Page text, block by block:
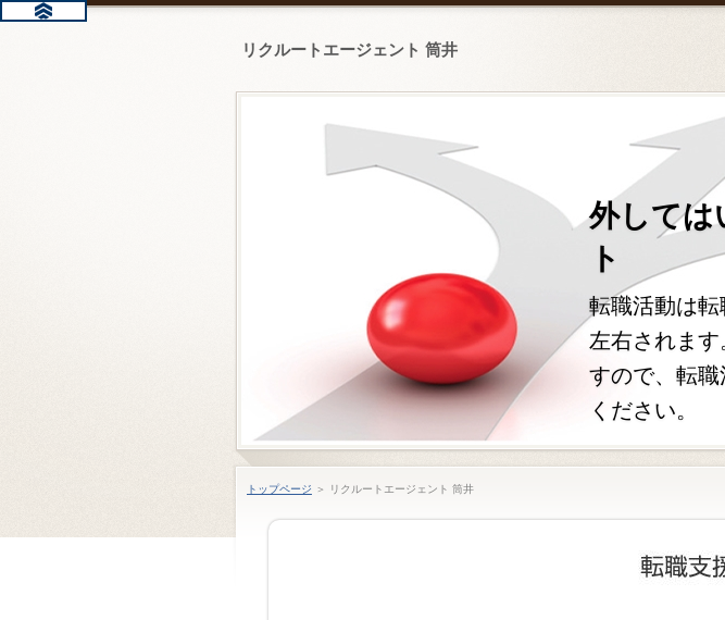
リクルートエージェント 筒井
外しては
ト
転職活動は
左右されま
すので、転
ください。
トップページ ＞ リクルートエージェント 筒井